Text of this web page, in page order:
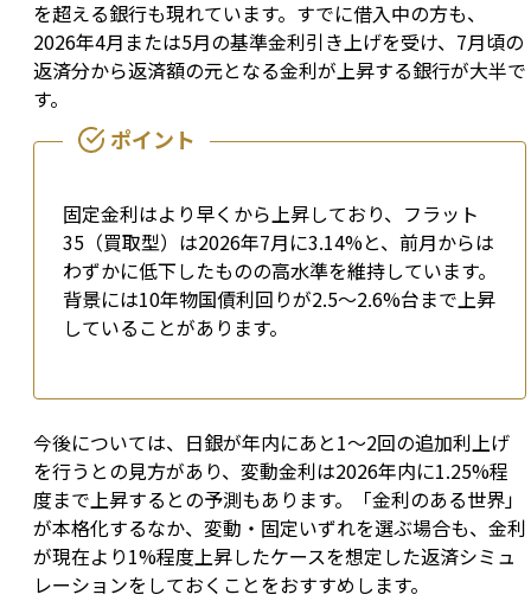
を超える銀行も現れています。すでに借入中の方も、
2026年4月または5月の基準金利引き上げを受け、7月頃の
返済分から返済額の元となる金利が上昇する銀行が大半で
す。
固定金利はより早くから上昇しており、フラット
35（買取型）は2026年7月に3.14%と、前月からは
わずかに低下したものの高水準を維持しています。
背景には10年物国債利回りが2.5〜2.6%台まで上昇
していることがあります。
今後については、日銀が年内にあと1〜2回の追加利上げ
を行うとの見方があり、変動金利は2026年内に1.25%程
度まで上昇するとの予測もあります。「金利のある世界」
が本格化するなか、変動・固定いずれを選ぶ場合も、金利
が現在より1%程度上昇したケースを想定した返済シミュ
レーションをしておくことをおすすめします。